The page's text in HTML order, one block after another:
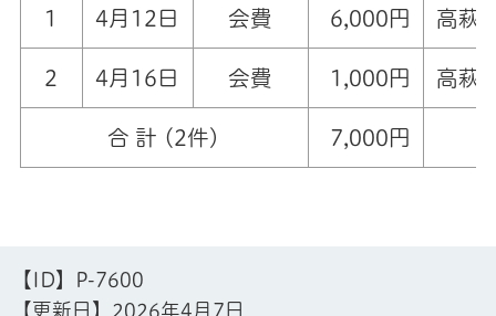
1 4月12日 会費 6,000円 高萩
2 4月16日 会費 1,000円 高萩
合 計 (2件) 7,000円
【ID】
P-7600
【更新日】 2026年4月7日